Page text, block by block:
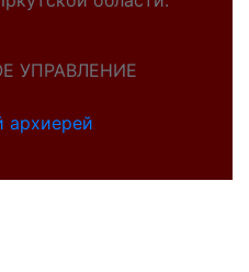
УПРАВЛЕНИЕ
архиерей